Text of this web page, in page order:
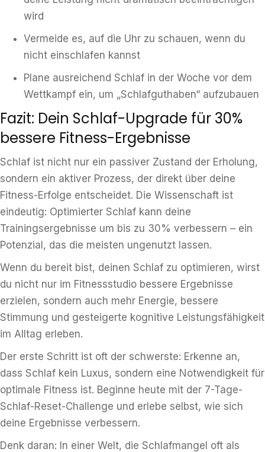
wird
Vermeide es, auf die Uhr zu schauen, wenn du
nicht einschlafen kannst
Plane ausreichend Schlaf in der Woche vor dem
Wettkampf ein, um „Schlafguthaben“ aufzubauen
Fazit: Dein Schlaf-Upgrade für 30%
bessere Fitness-Ergebnisse
Schlaf ist nicht nur ein passiver Zustand der Erholung,
sondern ein aktiver Prozess, der direkt über deine
Fitness-Erfolge entscheidet. Die Wissenschaft ist
eindeutig: Optimierter Schlaf kann deine
Trainingsergebnisse um bis zu 30% verbessern – ein
Potenzial, das die meisten ungenutzt lassen.
Wenn du bereit bist, deinen Schlaf zu optimieren, wirst
du nicht nur im Fitnessstudio bessere Ergebnisse
erzielen, sondern auch mehr Energie, bessere
Stimmung und gesteigerte kognitive Leistungsfähigkeit
im Alltag erleben.
Der erste Schritt ist oft der schwerste: Erkenne an,
dass Schlaf kein Luxus, sondern eine Notwendigkeit für
optimale Fitness ist. Beginne heute mit der 7-Tage-
Schlaf-Reset-Challenge und erlebe selbst, wie sich
deine Ergebnisse verbessern.
Denk daran: In einer Welt, die Schlafmangel oft als